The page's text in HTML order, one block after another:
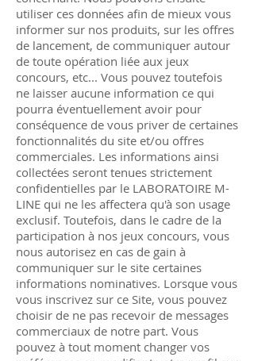
utiliser ces données afin de mieux vous
informer sur nos produits, sur les offres
de lancement, de communiquer autour
de toute opération liée aux jeux
concours, etc... Vous pouvez toutefois
ne laisser aucune information ce qui
pourra éventuellement avoir pour
conséquence de vous priver de certaines
fonctionnalités du site et/ou offres
commerciales. Les informations ainsi
collectées seront tenues strictement
confidentielles par le LABORATOIRE M-
LINE qui ne les affectera qu'à son usage
exclusif. Toutefois, dans le cadre de la
participation à nos jeux concours, vous
nous autorisez en cas de gain à
communiquer sur le site certaines
informations nominatives. Lorsque vous
vous inscrivez sur ce Site, vous pouvez
choisir de ne pas recevoir de messages
commerciaux de notre part. Vous
pouvez à tout moment changer vos